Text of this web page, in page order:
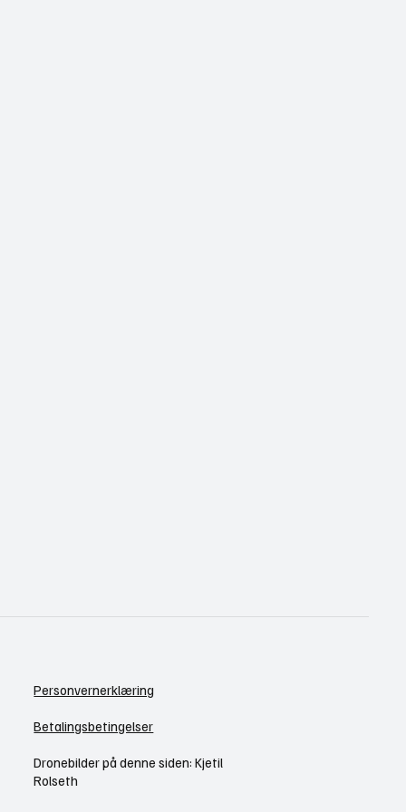
Personvernerklæring
Betalingsbetingelser
Dronebilder på denne siden: Kjetil
Rolseth